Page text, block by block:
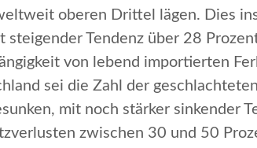
oberen Drittel lägen. Dies
Tendenz über 28
von lebend importierten
sei die Zahl der geschlachteten
mit noch stärker sinkender
zwischen 30 und 50